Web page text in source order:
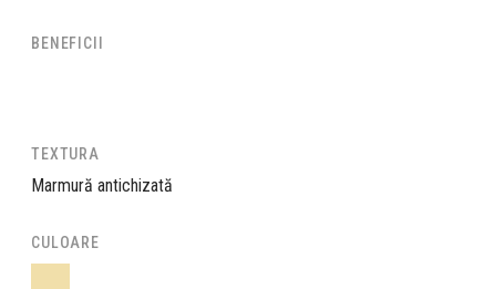
BENEFICII
TEXTURA
Marmură antichizată
CULOARE